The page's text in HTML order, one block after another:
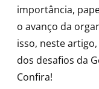
importância,
o avanço da
isso, neste
dos desafios da
Confira!